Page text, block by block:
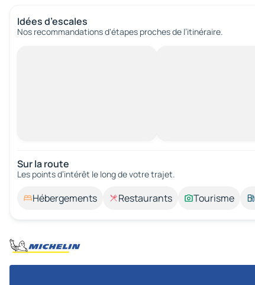
Idées d’escales
Nos recommandations d'étapes proches de l’itinéraire.
Sur la route
Les points d’intérêt le long de votre trajet.
Hébergements Restaurants Tourisme